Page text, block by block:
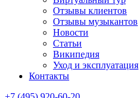
Отзывы клиентов
Отзывы музыкантов
Новости
Статьи
Википедия
Уход и эксплуатация
Контакты